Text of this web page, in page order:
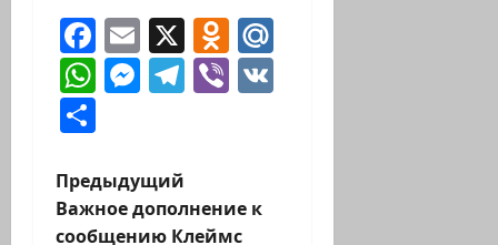
Facebook
Email
X Odnoklassniki
WhatsApp
Messenger
Telegram
Viber
Н
а
Предыдущий
Важное дополнение к
сообщению Клеймс